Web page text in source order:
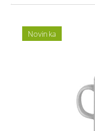
Novinka